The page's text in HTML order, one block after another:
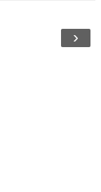
›